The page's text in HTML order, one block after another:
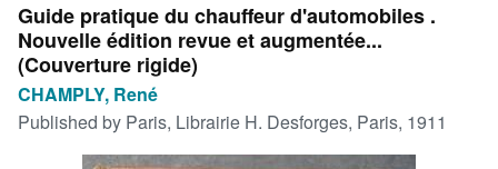
My Purchases
Advanced Search
Browse Collections
Guide pratique du chauffeur d'automobiles .
Nouvelle édition revue et augmentée...
(Couverture rigide)
CHAMPLY, René
Published by Paris, Librairie H. Desforges, Paris, 1911